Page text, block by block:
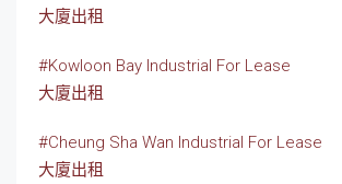
大廈出租
#Kowloon Bay Industrial For Lease
大廈出租
#Cheung Sha Wan Industrial For Lease
大廈出租